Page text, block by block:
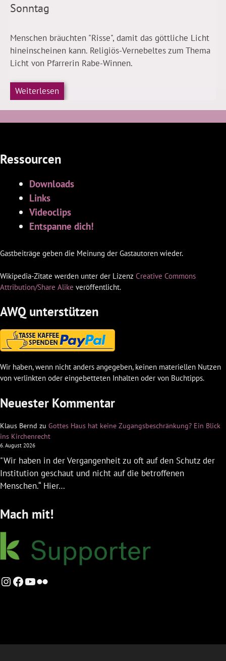
Sonntag
Menschen bräuchten "Risse", damit das göttliche Licht
hineinscheinen kann. Religiös-Vernebeltes zum Thema
Licht von Pfarrerin Rabe-Winnen.
Weiterlesen
Ressourcen
Downloads
Links
Videoclips
Entspanne dich!
Gastbeiträge geben die Meinung der Gastautoren wieder.
Wikipedia-Zitate werden unter der Lizenz Creative Commons
Attribution/Share Alike veröffentlicht.
AWQ unterstützen
Wir haben, wenn nicht anders angegeben, keinen materiellen Nutzen
von verlinkten oder eingebetteten Inhalten oder von Buchtipps.
Neuester Kommentar
Klaus Bernd zu Gottes Haus hat keine Zugangsbeschränkung? Ein Blick
ins Kirchenrecht
6. August 2026
"Wir haben in der Vergangenheit zu oft auf den Schutz der
Institution geschaut und nicht auf die betroffenen
Menschen.“ Hier…
Mach mit!
Instagram
Facebook
YouTube
Flickr